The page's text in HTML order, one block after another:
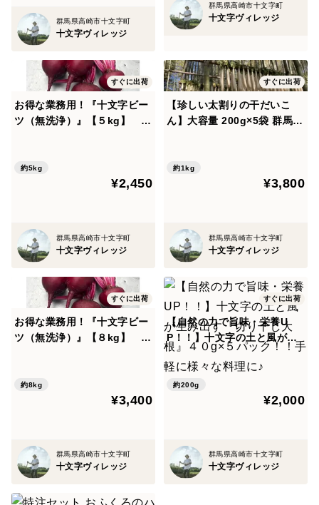
群馬県高崎市十文字町
十文字ヴィレッジ
群馬県高崎市十文字町
十文字ヴィレッジ
すぐに出荷
お得な業務用！『十文字ビー
ツ（無洗浄）』【５kg】 良
使用栽培）
約5kg
¥2,450
群馬県高崎市十文字町
十文字ヴィレッジ
すぐに出荷
【珍しい太割りの干だいこ
ん】大容量 200g×5袋 群馬県
約1kg
¥3,800
群馬県高崎市十文字町
十文字ヴィレッジ
すぐに出荷
お得な業務用！『十文字ビー
ツ（無洗浄）』【８kg】 良
使用栽培）
約8kg
¥3,400
群馬県高崎市十文字町
十文字ヴィレッジ
すぐに出荷
【自然の力で旨味・栄養U
P！！】十文字の土と風が生
み出す『切り干し大根』４０
g×５パック！！手軽に様々な
料理に♪
約200g
¥2,000
群馬県高崎市十文字町
十文字ヴィレッジ